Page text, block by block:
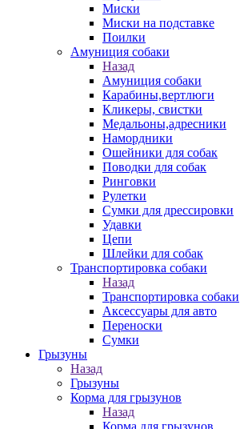
Миски
Миски на подставке
Поилки
Амуниция собаки
Назад
Амуниция собаки
Карабины,вертлюги
Кликеры, свистки
Медальоны,адресники
Намордники
Ошейники для собак
Поводки для собак
Ринговки
Рулетки
Сумки для дрессировки
Удавки
Цепи
Шлейки для собак
Транспортировка собаки
Назад
Транспортировка собаки
Аксессуары для авто
Переноски
Сумки
Грызуны
Назад
Грызуны
Корма для грызунов
Назад
Корма для грызунов